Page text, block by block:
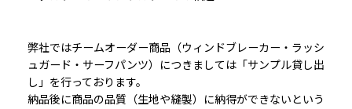
弊社ではチームオーダー商品（ウィンドブレーカー・ラッシ
ュガード・サーフパンツ）につきましては「サンプル貸し出
し」を行っております。
納品後に商品の品質（生地や縫製）に納得ができないという